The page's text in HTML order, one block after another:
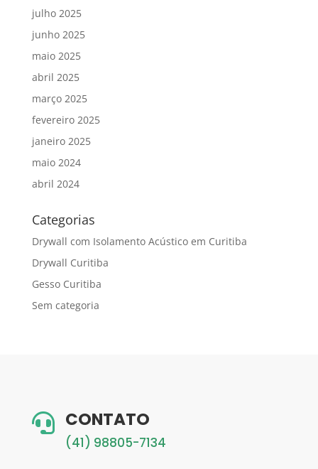
julho 2025
junho 2025
maio 2025
abril 2025
março 2025
fevereiro 2025
janeiro 2025
maio 2024
abril 2024
Categorias
Drywall com Isolamento Acústico em Curitiba
Drywall Curitiba
Gesso Curitiba
Sem categoria
 CONTATO
(41) 98805-7134